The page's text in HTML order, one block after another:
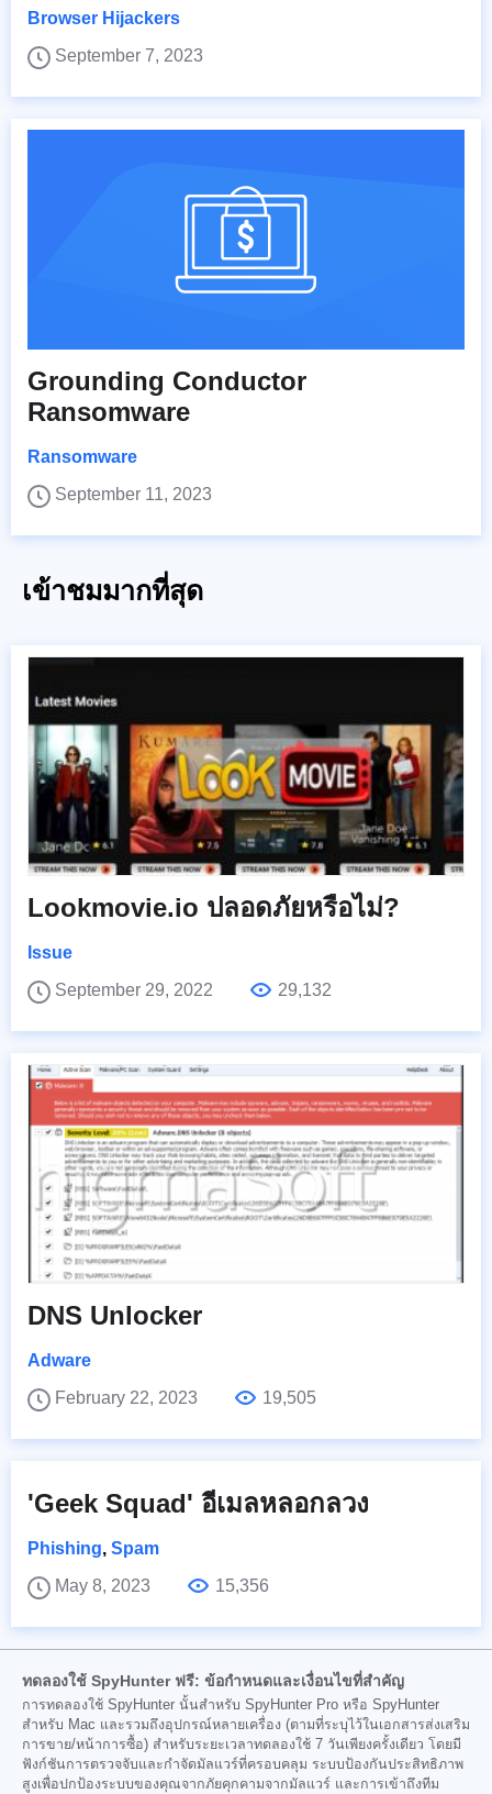
Browser Hijackers
September 7, 2023
Grounding Conductor
Ransomware
Ransomware
September 11, 2023
เข้าชมมากที่สุด
Lookmovie.io ปลอดภัยหรือไม่?
Issue
September 29, 2022
29,132
DNS Unlocker
Adware
February 22, 2023
19,505
'Geek Squad' อีเมลหลอกลวง
Phishing, Spam
May 8, 2023
15,356
ทดลองใช้ SpyHunter ฟรี: ข้อกำหนดและเงื่อนไขที่สำคัญ
การทดลองใช้ SpyHunter นั้นสำหรับ SpyHunter Pro หรือ SpyHunter
สำหรับ Mac และรวมถึงอุปกรณ์หลายเครื่อง (ตามที่ระบุไว้ในเอกสารส่งเสริม
การขาย/หน้าการซื้อ) สำหรับระยะเวลาทดลองใช้ 7 วันเพียงครั้งเดียว โดยมี
ฟังก์ชันการตรวจจับและกำจัดมัลแวร์ที่ครอบคลุม ระบบป้องกันประสิทธิภาพ
สูงเพื่อปกป้องระบบของคุณจากภัยคุกคามจากมัลแวร์ และการเข้าถึงทีม